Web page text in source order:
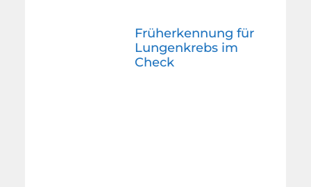
Früherkennung für
Lungenkrebs im
Check